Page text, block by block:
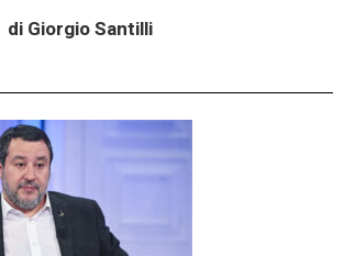
di Giorgio Santilli